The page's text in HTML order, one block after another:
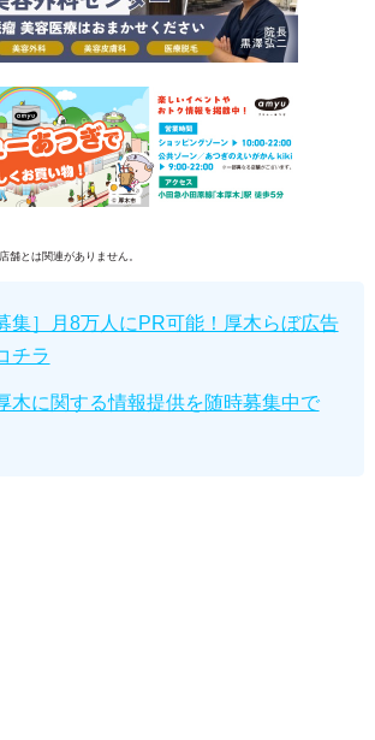
舗とは関連がありません。
集］月8万人にPR可能！厚木らぼ広告
チラ
木に関する情報提供を随時募集中で